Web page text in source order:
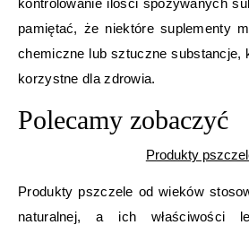
kontrolowanie ilości spożywanych
pamiętać, że niektóre suplementy
chemiczne lub sztuczne substancje,
korzystne dla zdrowia.
Polecamy zobaczyć
Produkty
Produkty pszczele od wieków
naturalnej, a ich właściwości